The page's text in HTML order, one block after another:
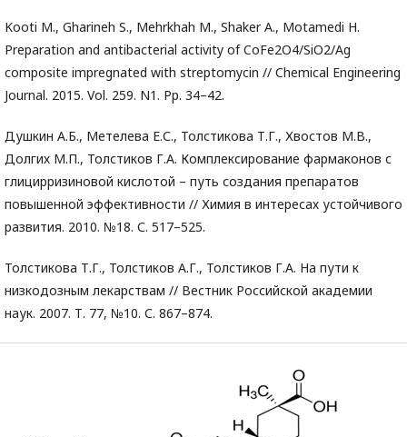
Kooti M., Gharineh S., Mehrkhah M., Shaker A., Motamedi H.
Preparation and antibacterial activity of CoFe2O4/SiO2/Ag
composite impregnated with streptomycin // Chemical Engineering
Journal. 2015. Vol. 259. N1. Pp. 34–42.
Душкин А.Б., Метелева Е.С., Толстикова Т.Г., Хвостов М.В.,
Долгих М.П., Толстиков Г.А. Комплексирование фармаконов с
глицирризиновой кислотой – путь создания препаратов
повышенной эффективности // Химия в интересах устойчивого
развития. 2010. №18. С. 517–525.
Толстикова Т.Г., Толстиков А.Г., Толстиков Г.А. На пути к
низкодозным лекарствам // Вестник Российской академии
наук. 2007. Т. 77, №10. С. 867–874.